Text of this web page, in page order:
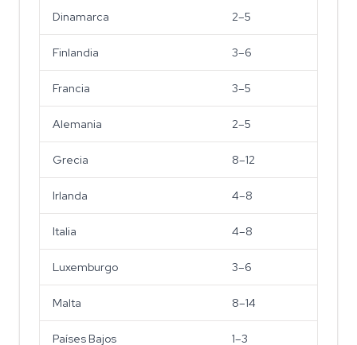
Dinamarca 2–5
Finlandia 3–6
Francia 3–5
Alemania 2–5
Grecia 8–12
Irlanda 4–8
Italia 4–8
Luxemburgo 3–6
Malta 8–14
Países Bajos 1–3